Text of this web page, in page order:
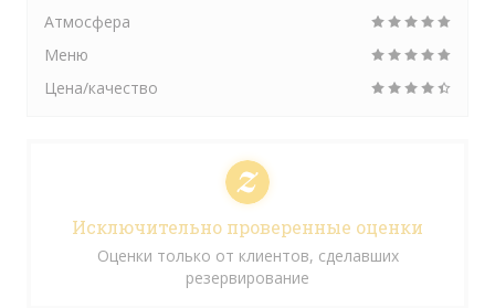
Атмосфера
Меню
Цена/качество
Исключительно проверенные оценки
Оценки только от клиентов, сделавших
резервирование